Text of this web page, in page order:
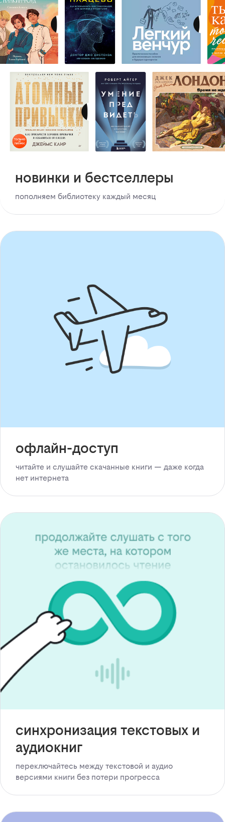
новинки и бестселлеры
пополняем библиотеку каждый месяц
офлайн-доступ
читайте и слушайте скачанные книги — даже когда
нет интернета
синхронизация текстовых и
аудиокниг
переключайтесь между текстовой и аудио
версиями книги без потери прогресса